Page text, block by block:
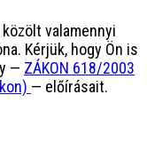
valamennyi
Kérjük, hogy Ön is
— ZÁKON 618/2003
— előírásait.